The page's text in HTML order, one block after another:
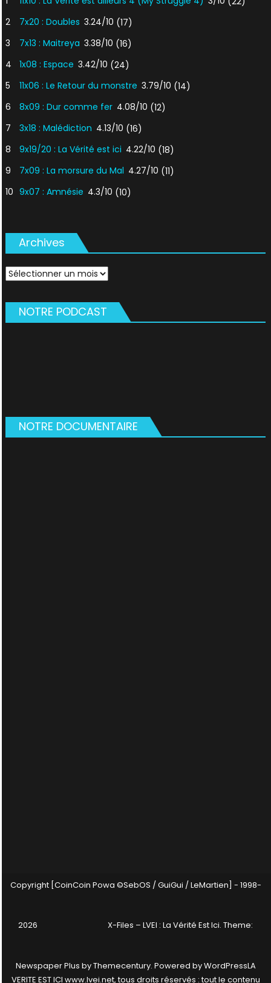
2
7x20 : Doubles 3.24/10 (17)
3
7x13 : Maitreya 3.38/10 (16)
4
1x08 : Espace 3.42/10 (24)
5
11x06 : Le Retour du monstre 3.79/10 (14)
6
8x09 : Dur comme fer 4.08/10 (12)
7
3x18 : Malédiction 4.13/10 (16)
8
9x19/20 : La Vérité est ici 4.22/10 (18)
9
7x09 : La morsure du Mal 4.27/10 (11)
10 9x07 : Amnésie 4.3/10 (10)
Archives
Archives
NOTRE PODCAST
NOTRE DOCUMENTAIRE
Copyright [CoinCoin Powa ©SebOS / GuiGui / LeMartien] - 1998-
2026 X-Files – LVEI : La Vérité Est Ici. Theme:
Newspaper Plus byThemecentury. Powered byWordPressLA
VERITE EST ICI www.lvei.net, tous droits réservés : tout le contenu